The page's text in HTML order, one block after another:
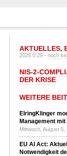
AKTUELLES,
2026 0:29 -noch
NIS-2-
DER KRISE
WEITERE
ElringKlinger
Management
Mittwoch, August
EU AI Act:
Notwendigkeit